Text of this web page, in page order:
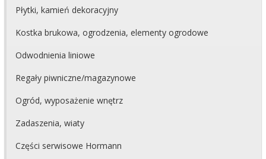
Płytki, kamień dekoracyjny
Kostka brukowa, ogrodzenia, elementy ogrodowe
Odwodnienia liniowe
Regały piwniczne/magazynowe
Ogród, wyposażenie wnętrz
Zadaszenia, wiaty
Części serwisowe Hormann